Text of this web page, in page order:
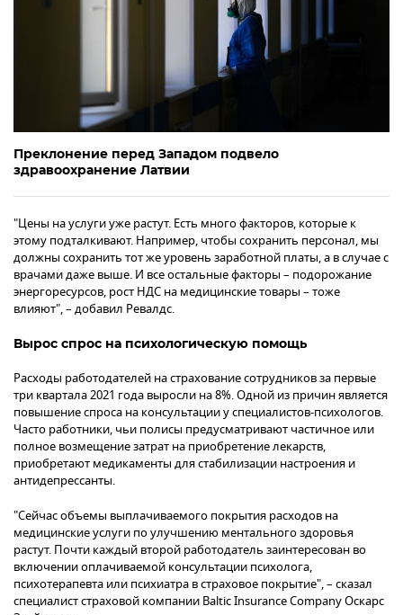
Преклонение перед Западом подвело
здравоохранение Латвии
"Цены на услуги уже растут. Есть много факторов, которые к
этому подталкивают. Например, чтобы сохранить персонал, мы
должны сохранить тот же уровень заработной платы, а в случае с
врачами даже выше. И все остальные факторы – подорожание
энергоресурсов, рост НДС на медицинские товары – тоже
влияют", – добавил Ревалдс.
Вырос спрос на психологическую помощь
Расходы работодателей на страхование сотрудников за первые
три квартала 2021 года выросли на 8%. Одной из причин является
повышение спроса на консультации у специалистов-психологов.
Часто работники, чьи полисы предусматривают частичное или
полное возмещение затрат на приобретение лекарств,
приобретают медикаменты для стабилизации настроения и
антидепрессанты.
"Сейчас объемы выплачиваемого покрытия расходов на
медицинские услуги по улучшению ментального здоровья
растут. Почти каждый второй работодатель заинтересован во
включении оплачиваемой консультации психолога,
психотерапевта или психиатра в страховое покрытие", – сказал
специалист страховой компании Baltic Insurance Company Оскарс